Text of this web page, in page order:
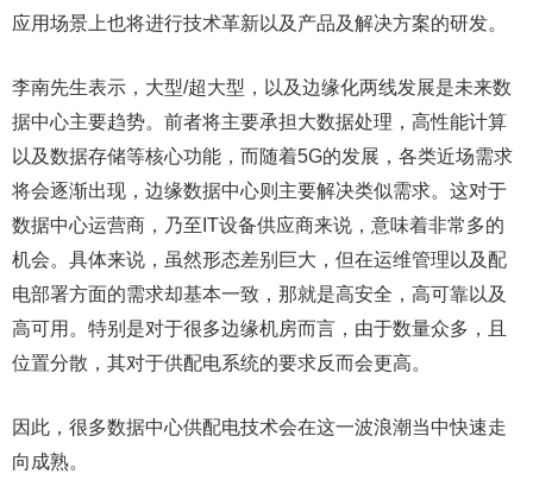
应用场景上也将进行技术革新以及产品及解决方案的研发。
李南先生表示，大型/超大型，以及边缘化两线发展是未来数
据中心主要趋势。前者将主要承担大数据处理，高性能计算
以及数据存储等核心功能，而随着5G的发展，各类近场需求
将会逐渐出现，边缘数据中心则主要解决类似需求。这对于
数据中心运营商，乃至IT设备供应商来说，意味着非常多的
机会。具体来说，虽然形态差别巨大，但在运维管理以及配
电部署方面的需求却基本一致，那就是高安全，高可靠以及
高可用。特别是对于很多边缘机房而言，由于数量众多，且
位置分散，其对于供配电系统的要求反而会更高。
因此，很多数据中心供配电技术会在这一波浪潮当中快速走
向成熟。